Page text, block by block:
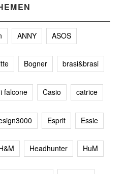
ANNY ASOS
Bogner brasi&brasi
falcone Casio catrice
Esprit Essie
Headhunter HuM